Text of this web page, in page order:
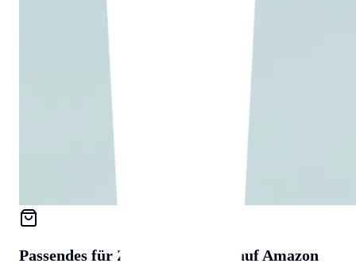
Passendes für Zubehör & Tools auf Amazon